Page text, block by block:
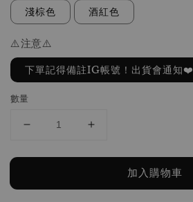
淺棕色 酒紅色
⚠️注意⚠️
下單記得備註IG帳號！出貨會通知❤️
數量
加入購物車